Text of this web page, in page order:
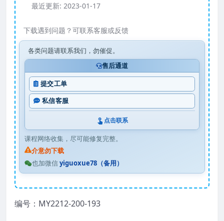
最近更新: 2023-01-17
下载遇到问题？可联系客服或反馈
各类问题请联系我们，勿催促。
售后通道
提交工单
私信客服
点击联系
课程网络收集，尽可能修复完整。
介意勿下载
也加微信yiguoxue78（备用）
编号：MY2212-200-193